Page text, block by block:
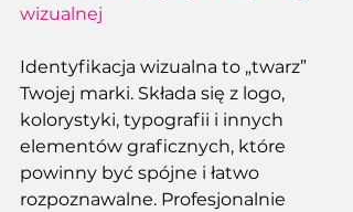
wizualnej
Identyfikacja wizualna to „twarz”
Twojej marki. Składa się z logo,
kolorystyki, typografii i innych
elementów graficznych, które
powinny być spójne i łatwo
rozpoznawalne. Profesjonalnie